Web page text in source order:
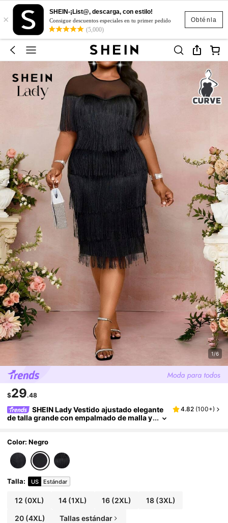
Obténla
×
SHEIN-¡List@, descarga, con estilo!
Consigue descuentos especiales en tu primer pedido
(5,000)
1/6
$29.48
SHEIN Lady Vestido ajustado elegante
de talla grande con empalmado de malla y
4.82 (100+)
Color: Negro
Talla: US Estándar
12 (0XL) 14 (1XL) 16(2XL) 18(3XL)
20(4XL) Tallas estándar